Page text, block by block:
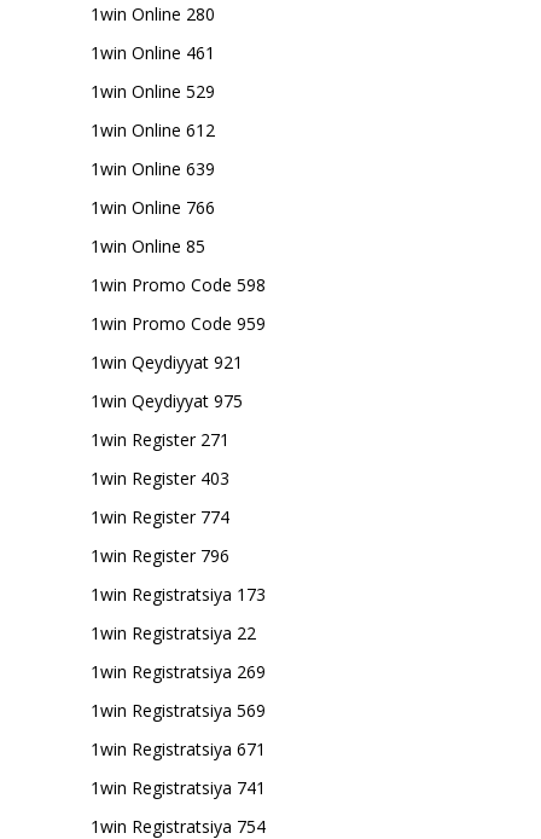
1win Online 280
1win Online 461
1win Online 529
1win Online 612
1win Online 639
1win Online 766
1win Online 85
1win Promo Code 598
1win Promo Code 959
1win Qeydiyyat 921
1win Qeydiyyat 975
1win Register 271
1win Register 403
1win Register 774
1win Register 796
1win Registratsiya 173
1win Registratsiya 22
1win Registratsiya 269
1win Registratsiya 569
1win Registratsiya 671
1win Registratsiya 741
1win Registratsiya 754